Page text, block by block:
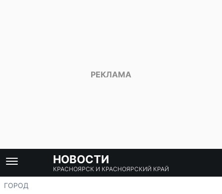
НОВОСТИ
КРАСНОЯРСК И КРАСНОЯРСКИЙ КРАЙ
ГОРОД